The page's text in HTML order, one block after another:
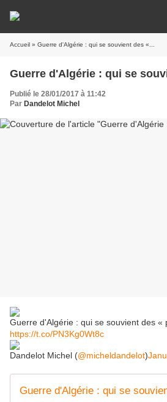
Accueil » Guerre d'Algérie : qui se souvient des «...
Publié le 28/01/2017 à 11:42
Par Dandelot Michel
Guerre d'Algérie : qui se souvient des «
https://t.co/PN3Kg0Wt8c
Dandelot Michel (@micheldandelot)